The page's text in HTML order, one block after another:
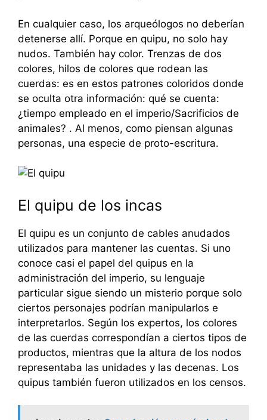
En cualquier caso, los arqueólogos no deberían
detenerse allí. Porque en quipu, no solo hay
nudos. También hay color. Trenzas de dos
colores, hilos de colores que rodean las
cuerdas: es en estos patrones coloridos donde
se oculta otra información: qué se cuenta:
¿tiempo empleado en el imperio/Sacrificios de
animales? . Al menos, como piensan algunas
personas, una especie de proto-escritura.
El quipu de los incas
El quipu es un conjunto de cables anudados
utilizados para mantener las cuentas. Si uno
conoce casi el papel del quipus en la
administración del imperio, su lenguaje
particular sigue siendo un misterio porque solo
ciertos personajes podrían manipularlos e
interpretarlos. Según los expertos, los colores
de las cuerdas correspondían a ciertos tipos de
productos, mientras que la altura de los nodos
representaba las unidades y las decenas. Los
quipus también fueron utilizados en los censos.